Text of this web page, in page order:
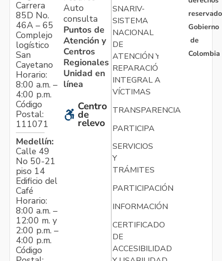
Carrera
85D No.
46A – 65
Complejo
logístico
San
Cayetano
Horario:
8:00 a.m. –
4:00 p.m.
Código
Postal:
111071
Medellín:
Calle 49
No 50-21
piso 14
Edificio del
Café
Horario:
8:00 a.m. –
12:00 m. y
2:00 p.m. –
4:00 p.m.
Código
Auto
consulta
Puntos de
Atención y
Centros
Regionales
Unidad en
línea
Centro
de
relevo
SNARIV-
SISTEMA
NACIONAL
DE
ATENCIÓN Y
REPARACIÓN
INTEGRAL A
VÍCTIMAS
TRANSPARENCIA
PARTICIPA
SERVICIOS
Y
TRÁMITES
PARTICIPACIÓN
INFORMACIÓN
CERTIFICADO
DE
ACCESIBILIDAD
Gobierno
de
Colombia